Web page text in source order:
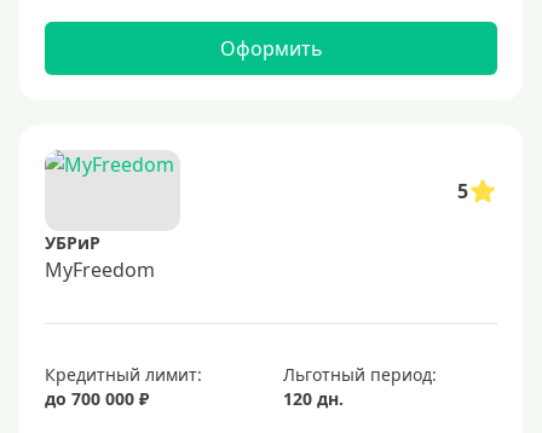
Оформить
5
УБРиР
MyFreedom
Кредитный лимит:
до 700 000 ₽
Льготный период:
120 дн.